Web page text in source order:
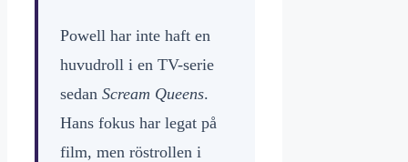
Powell har inte haft en
huvudroll i en TV-serie
sedan Scream Queens.
Hans fokus har legat på
film, men röstrollen i